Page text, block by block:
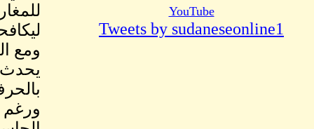
YouTube
Tweets by sudaneseonline1
ومع
يحدث
ورغم